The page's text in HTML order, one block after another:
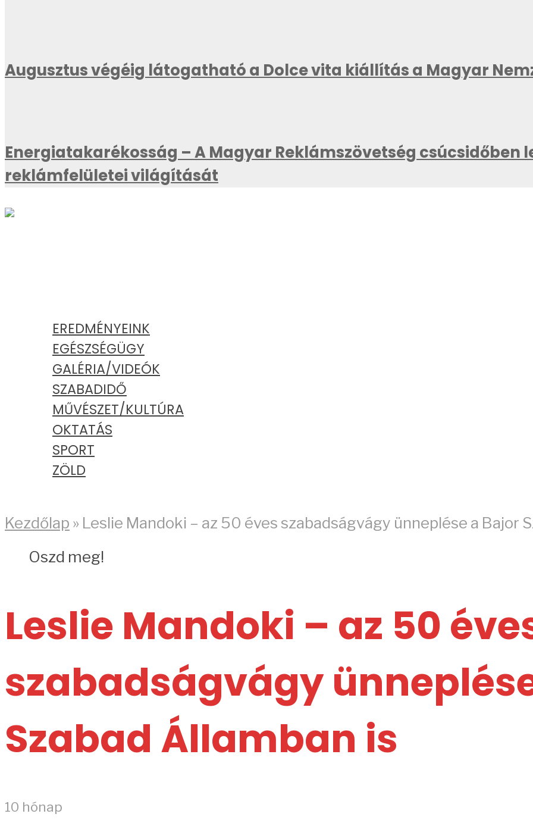
Augusztus végéig látogatható a Dolce vita kiállítás a Magyar
Energiatakarékosság – A Magyar Reklámszövetség csúcsidőben
reklámfelületei világítását
EREDMÉNYEINK
EGÉSZSÉGÜGY
GALÉRIA/VIDEÓK
SZABADIDŐ
MŰVÉSZET/KULTÚRA
OKTATÁS
SPORT
ZÖLD
Kezdőlap » Leslie Mandoki – az 50 éves szabadságvágy ünneplése a Bajor
Oszd meg!
Leslie Mandoki – az 50
szabadságvágy
Szabad Államban is
10 hónap